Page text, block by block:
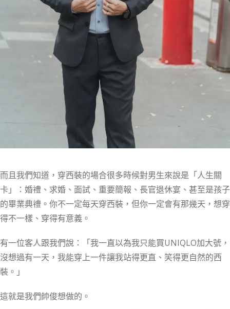
而且我們知道，穿西裝的場合很多時候對男生來說是「人生關
卡」：婚禮、求婚、面試、重要簡報、長官退休宴、甚至是孩子
的畢業典禮。你不一定每天穿西裝，但你一定會有那幾天，想穿
得不一樣、穿得有意義。
有一位客人跟我們說：「我一直以為我只能買UNIQLO加大號，
沒想過有一天，我能穿上一件讓我站得更直、笑得更自然的西
裝。」
這就是我們帥俊想做的。